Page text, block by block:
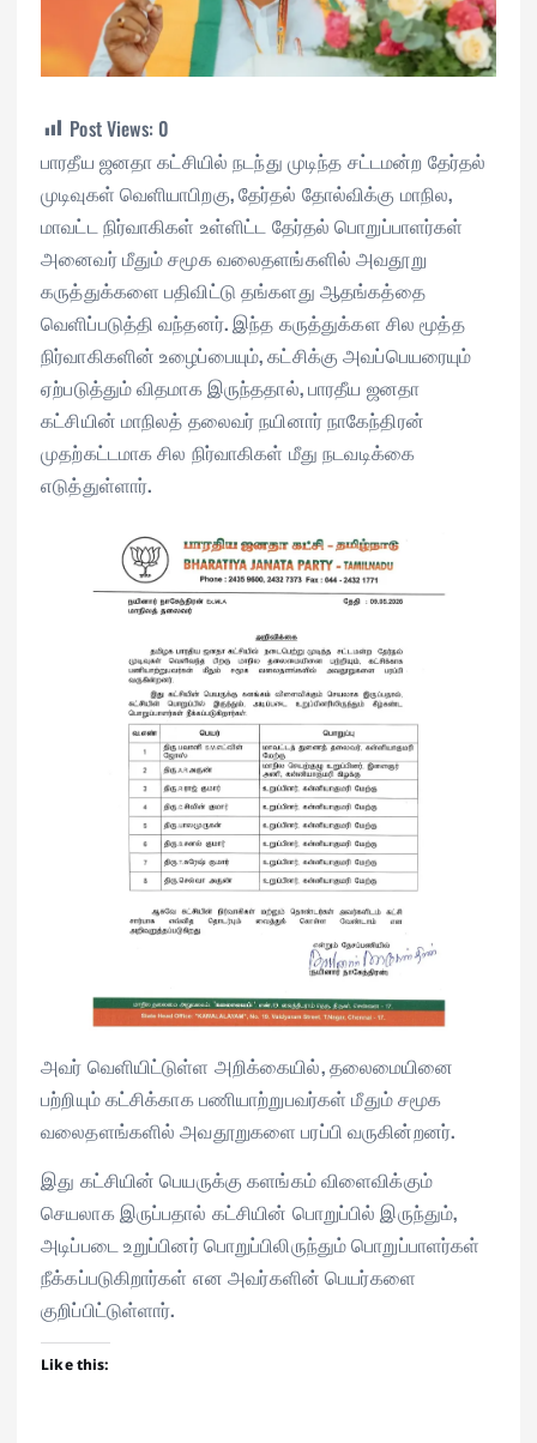
Post Views: 0
பாரதீய ஜனதா கட்சியில் நடந்து முடிந்த சட்டமன்ற தேர்தல்
முடிவுகள் வெளியாபிறகு, தேர்தல் தோல்விக்கு மாநில,
மாவட்ட நிர்வாகிகள் உள்ளிட்ட தேர்தல் பொறுப்பாளர்கள்
அனைவர் மீதும் சமூக வலைதளங்களில் அவதூறு
கருத்துக்களை பதிவிட்டு தங்களது ஆதங்கத்தை
வெளிப்படுத்தி வந்தனர். இந்த கருத்துக்கள சில மூத்த
நிர்வாகிகளின் உழைப்பையும், கட்சிக்கு அவப்பெயரையும்
ஏற்படுத்தும் விதமாக இருந்ததால், பாரதீய ஜனதா
கட்சியின் மாநிலத் தலைவர் நயினார் நாகேந்திரன்
முதற்கட்டமாக சில நிர்வாகிகள் மீது நடவடிக்கை
எடுத்துள்ளார்.
அவர் வெளியிட்டுள்ள அறிக்கையில், தலைமையினை
பற்றியும் கட்சிக்காக பணியாற்றுபவர்கள் மீதும் சமூக
வலைதளங்களில் அவதூறுகளை பரப்பி வருகின்றனர்.
இது கட்சியின் பெயருக்கு களங்கம் விளைவிக்கும்
செயலாக இருப்பதால் கட்சியின் பொறுப்பில் இருந்தும்,
அடிப்படை உறுப்பினர் பொறுப்பிலிருந்தும் பொறுப்பாளர்கள்
நீக்கப்படுகிறார்கள் என அவர்களின் பெயர்களை
குறிப்பிட்டுள்ளார்.
Like this: